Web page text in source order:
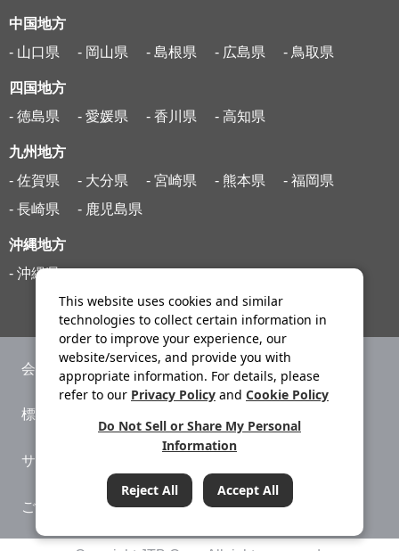
中国地方
- 山口県
- 岡山県 - 島根県 - 広島県 - 鳥取県
四国地方
- 徳島県
- 愛媛県 - 香川県 - 高知県
九州地方
- 佐賀県
- 大分県 - 宮崎県 - 熊本県
- 福岡県
- 長崎県
- 鹿児島県
沖縄地方
- 沖縄県
会社案内 ニュースリリース
標識・約款
サイトマップ
ご利用案内 システムメンテナンス
条件をクリア
This website uses cookies and similar
technologies to collect certain information in
order to improve your experience, our
website/services, and provide you with
appropriate information. For details, please
refer to our Privacy Policy and Cookie Policy
Do Not Sell or Share My Personal
Information
Reject All Accept All